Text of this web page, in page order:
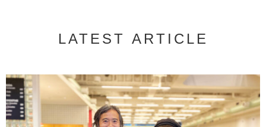
LATEST ARTICLE